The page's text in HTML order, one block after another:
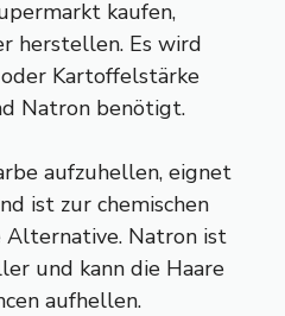
kaufen,
herstellen. Es wird
Kartoffelstärke
Natron benötigt.
aufzuhellen, eignet
ist zur chemischen
Alternative. Natron ist
und kann die Haare
aufhellen.